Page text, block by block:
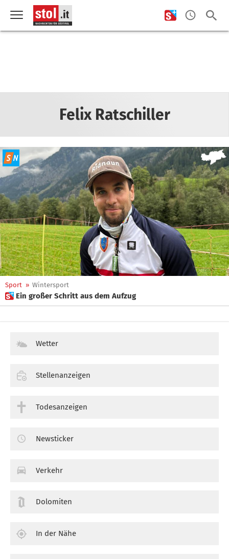
Felix Ratschiller
Sport » Wintersport
 Ein großer Schritt aus dem Aufzug
Wetter
Stellenanzeigen
Todesanzeigen
Newsticker
Verkehr
Dolomiten
In der Nähe